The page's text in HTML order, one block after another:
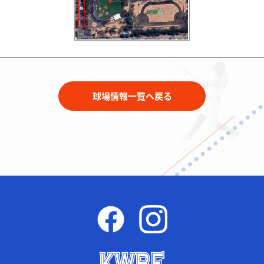
球場情報一覧へ戻る